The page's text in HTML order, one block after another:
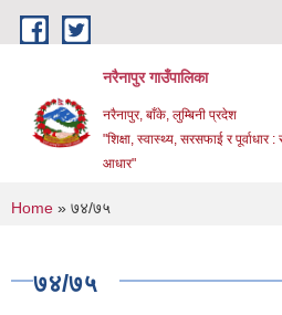
Skip to main content
नरैनापुर गाउँपालिका
नरैनापुर, बाँके, लुम्बिनी प्रदेश
"शिक्षा, स्वास्थ्य, सरसफाई र
आधार"
You are here
Home » ७४/७५
७४/७५